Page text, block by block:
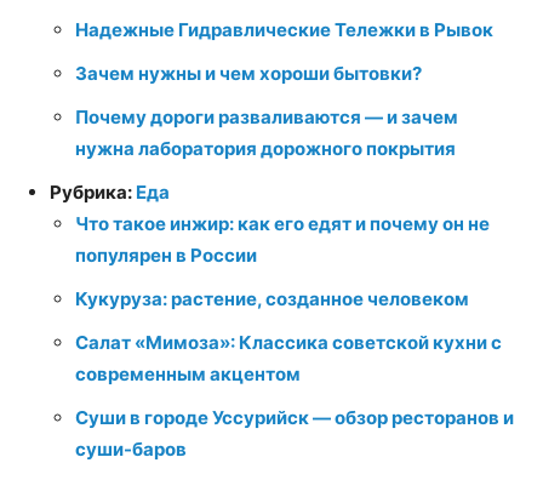
Надежные Гидравлические Тележки в Рывок
Зачем нужны и чем хороши бытовки?
Почему дороги разваливаются — и зачем
нужна лаборатория дорожного покрытия
Рубрика: Еда
Что такое инжир: как его едят и почему он не
популярен в России
Кукуруза: растение, созданное человеком
Салат «Мимоза»: Классика советской кухни с
современным акцентом
Суши в городе Уссурийск — обзор ресторанов и
суши-баров